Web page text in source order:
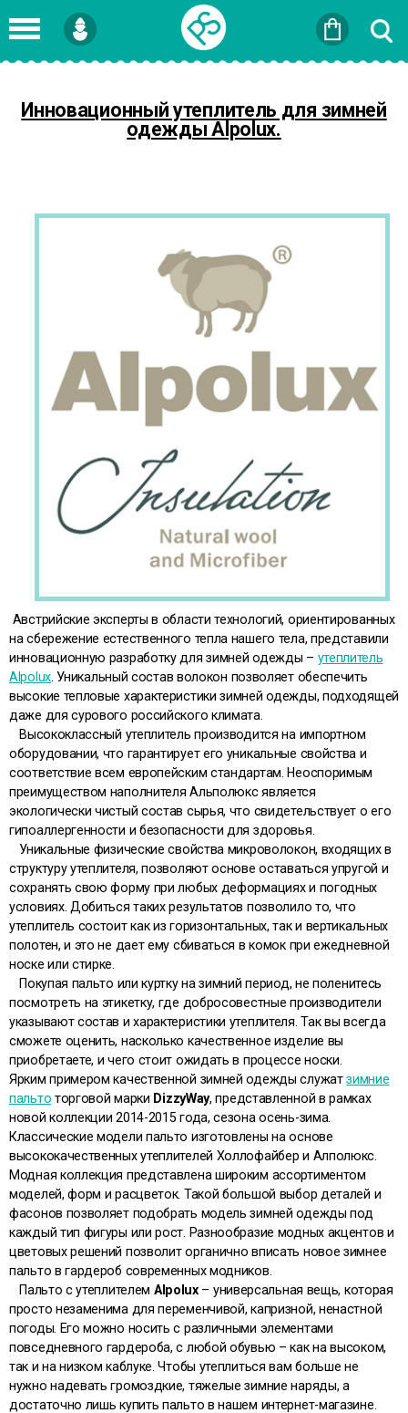
Войти
Инновационный утеплитель для зимней
одежды Alpolux.
Австрийские эксперты в области технологий, ориентированных
на сбережение естественного тепла нашего тела, представили
инновационную разработку для зимней одежды – утеплитель
Alpolux. Уникальный состав волокон позволяет обеспечить
высокие тепловые характеристики зимней одежды, подходящей
даже для сурового российского климата.
Высококлассный утеплитель производится на импортном
оборудовании, что гарантирует его уникальные свойства и
соответствие всем европейским стандартам. Неоспоримым
преимуществом наполнителя Альполюкс является
экологически чистый состав сырья, что свидетельствует о его
гипоаллергенности и безопасности для здоровья.
Уникальные физические свойства микроволокон, входящих в
структуру утеплителя, позволяют основе оставаться упругой и
сохранять свою форму при любых деформациях и погодных
условиях. Добиться таких результатов позволило то, что
утеплитель состоит как из горизонтальных, так и вертикальных
полотен, и это не дает ему сбиваться в комок при ежедневной
носке или стирке.
Покупая пальто или куртку на зимний период, не поленитесь
посмотреть на этикетку, где добросовестные производители
указывают состав и характеристики утеплителя. Так вы всегда
сможете оценить, насколько качественное изделие вы
приобретаете, и чего стоит ожидать в процессе носки.
Ярким примером качественной зимней одежды служатзимние
пальто торговой марки DizzyWay, представленной в рамках
новой коллекции 2014-2015 года, сезона осень-зима.
Классические модели пальто изготовлены на основе
высококачественных утеплителей Холлофайбер и Алполюкс.
Модная коллекция представлена широким ассортиментом
моделей, форм и расцветок. Такой большой выбор деталей и
фасонов позволяет подобрать модель зимней одежды под
каждый тип фигуры или рост. Разнообразие модных акцентов и
цветовых решений позволит органично вписать новое зимнее
пальто в гардероб современных модников.
Пальто с утеплителем Alpolux– универсальная вещь, которая
просто незаменима для переменчивой, капризной, ненастной
погоды. Его можно носить с различными элементами
повседневного гардероба, с любой обувью – как на высоком,
так и на низком каблуке. Чтобы утеплиться вам больше не
нужно надевать громоздкие, тяжелые зимние наряды, а
достаточно лишь купить пальто в нашем интернет-магазине.